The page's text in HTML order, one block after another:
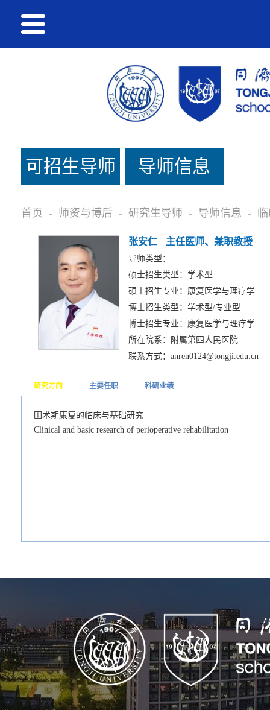
可招生导师
名单
导师信息
首页 - 师资与博后 - 研究生导师 - 导师信息 -
张安仁 主任医师、兼职教授
导师类型：
硕士招生类型：学术型
硕士招生专业：康复医学与理疗学
博士招生类型：学术型/专业型
博士招生专业：康复医学与理疗学
所在院系：附属第四人民医院
联系方式：anren0124@tongji.edu.cn
研究方向 主要任职 科研业绩
围术期康复的临床与基础研究
Clinical and basic research of perioperative rehabilitation